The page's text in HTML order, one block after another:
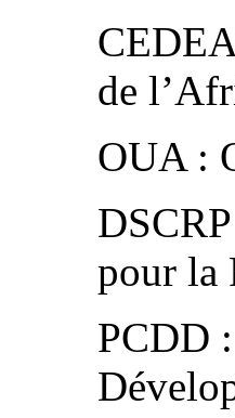
de
OUA :
pour la
PCDD